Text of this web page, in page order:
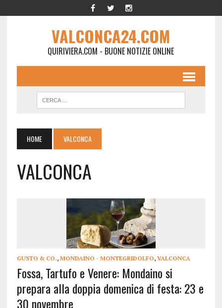
VALCONCA24.COM
QUIRIVIERA.COM - BUONE NOTIZIE ONLINE
HOME VALCONCA
VALCONCA
GUSTO & CO., MONDAINO - MONTEGRIDOLFO, VALCONCA
Fossa, Tartufo e Venere: Mondaino si
prepara alla doppia domenica di festa: 23 e
30 novembre